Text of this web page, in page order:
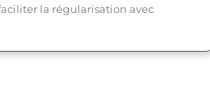
la régularisation avec